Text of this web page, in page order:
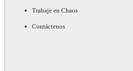
Trabaje en Chaos
Contáctenos